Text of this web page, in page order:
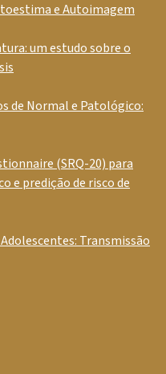
e Autoimagem
um estudo sobre o
de Normal e Patológico:
(SRQ-20) para
e predição de risco de
Transmissão